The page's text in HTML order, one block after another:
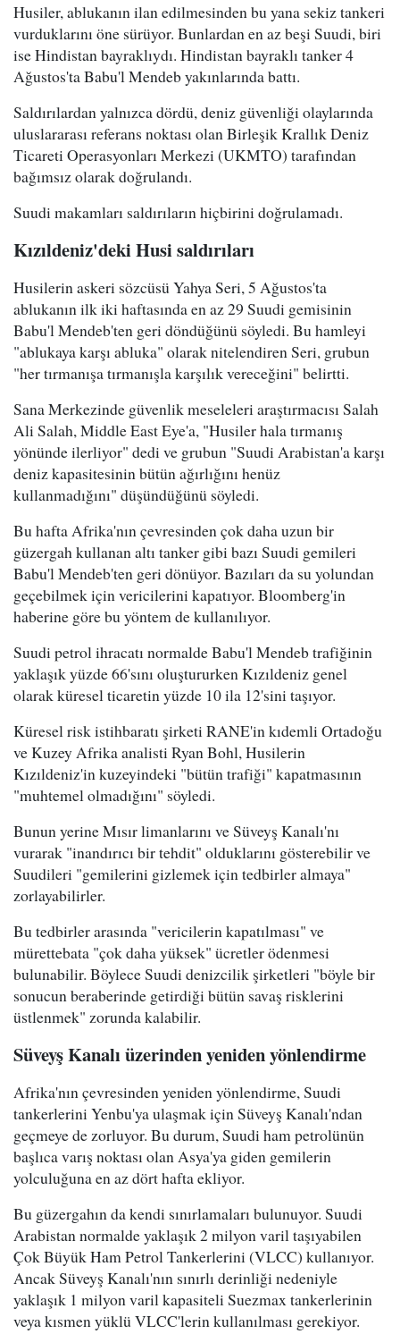
Husiler, ablukanın ilan edilmesinden bu yana sekiz tankeri
vurduklarını öne sürüyor. Bunlardan en az beşi Suudi, biri
ise Hindistan bayraklıydı. Hindistan bayraklı tanker 4
Ağustos'ta Babu'l Mendeb yakınlarında battı.
Saldırılardan yalnızca dördü, deniz güvenliği olaylarında
uluslararası referans noktası olan Birleşik Krallık Deniz
Ticareti Operasyonları Merkezi (UKMTO) tarafından
bağımsız olarak doğrulandı.
Suudi makamları saldırıların hiçbirini doğrulamadı.
Kızıldeniz'deki Husi saldırıları
Husilerin askeri sözcüsü Yahya Seri, 5 Ağustos'ta
ablukanın ilk iki haftasında en az 29 Suudi gemisinin
Babu'l Mendeb'ten geri döndüğünü söyledi. Bu hamleyi
"ablukaya karşı abluka" olarak nitelendiren Seri, grubun
"her tırmanışa tırmanışla karşılık vereceğini" belirtti.
Sana Merkezinde güvenlik meseleleri araştırmacısı Salah
Ali Salah, Middle East Eye'a, "Husiler hala tırmanış
yönünde ilerliyor" dedi ve grubun "Suudi Arabistan'a karşı
deniz kapasitesinin bütün ağırlığını henüz
kullanmadığını" düşündüğünü söyledi.
Bu hafta Afrika'nın çevresinden çok daha uzun bir
güzergah kullanan altı tanker gibi bazı Suudi gemileri
Babu'l Mendeb'ten geri dönüyor. Bazıları da su yolundan
geçebilmek için vericilerini kapatıyor. Bloomberg'in
haberine göre bu yöntem de kullanılıyor.
Suudi petrol ihracatı normalde Babu'l Mendeb trafiğinin
yaklaşık yüzde 66'sını oluştururken Kızıldeniz genel
olarak küresel ticaretin yüzde 10 ila 12'sini taşıyor.
Küresel risk istihbaratı şirketi RANE'in kıdemli Ortadoğu
ve Kuzey Afrika analisti Ryan Bohl, Husilerin
Kızıldeniz'in kuzeyindeki "bütün trafiği" kapatmasının
"muhtemel olmadığını" söyledi.
Bunun yerine Mısır limanlarını ve Süveyş Kanalı'nı
vurarak "inandırıcı bir tehdit" olduklarını gösterebilir ve
Suudileri "gemilerini gizlemek için tedbirler almaya"
zorlayabilirler.
Bu tedbirler arasında "vericilerin kapatılması" ve
mürettebata "çok daha yüksek" ücretler ödenmesi
bulunabilir. Böylece Suudi denizcilik şirketleri "böyle bir
sonucun beraberinde getirdiği bütün savaş risklerini
üstlenmek" zorunda kalabilir.
Süveyş Kanalı üzerinden yeniden yönlendirme
Afrika'nın çevresinden yeniden yönlendirme, Suudi
tankerlerini Yenbu'ya ulaşmak için Süveyş Kanalı'ndan
geçmeye de zorluyor. Bu durum, Suudi ham petrolünün
başlıca varış noktası olan Asya'ya giden gemilerin
yolculuğuna en az dört hafta ekliyor.
Bu güzergahın da kendi sınırlamaları bulunuyor. Suudi
Arabistan normalde yaklaşık 2 milyon varil taşıyabilen
Çok Büyük Ham Petrol Tankerlerini (VLCC) kullanıyor.
Ancak Süveyş Kanalı'nın sınırlı derinliği nedeniyle
yaklaşık 1 milyon varil kapasiteli Suezmax tankerlerinin
veya kısmen yüklü VLCC'lerin kullanılması gerekiyor.